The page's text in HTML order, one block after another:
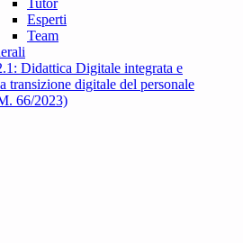
Tutor
Esperti
Team
Didattica Digitale integrata e
transizione digitale del personale
66/2023)